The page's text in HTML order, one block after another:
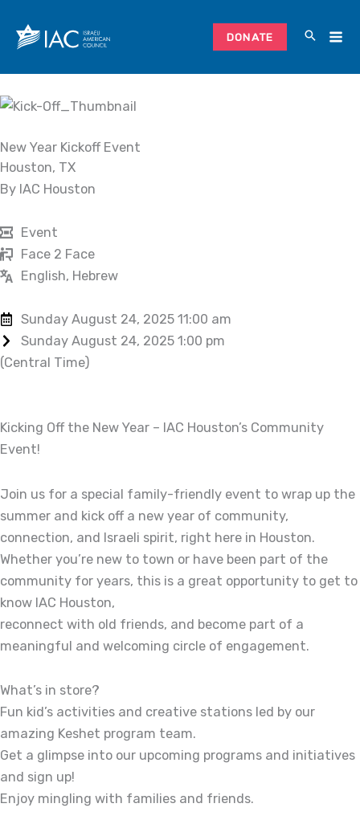
content
DONATE
New Year Kickoff Event
Houston, TX
By IAC Houston
Event
Face 2 Face
English, Hebrew
Sunday August 24, 2025 11:00 am
Sunday August 24, 2025 1:00 pm
(Central Time)
Kicking Off the New Year – IAC Houston’s Community
Event!
Join us for a special family-friendly event to wrap up the
summer and kick off a new year of community,
connection, and Israeli spirit, right here in Houston.
Whether you’re new to town or have been part of the
community for years, this is a great opportunity to get to
know IAC Houston,
reconnect with old friends, and become part of a
meaningful and welcoming circle of engagement.
What’s in store?
Fun kid’s activities and creative stations led by our
amazing Keshet program team.
Get a glimpse into our upcoming programs and initiatives
and sign up!
Enjoy mingling with families and friends.